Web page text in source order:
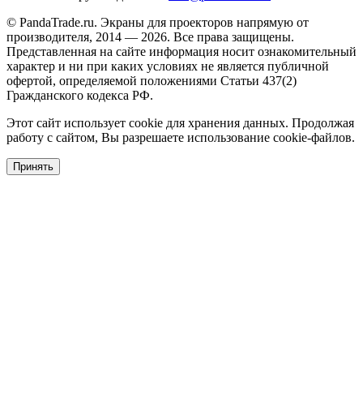
© PandaTrade.ru. Экраны для проекторов напрямую от
производителя, 2014 — 2026. Все права защищены.
Представленная на сайте информация носит ознакомительный
характер и ни при каких условиях не является публичной
офертой, определяемой положениями Статьи 437(2)
Гражданского кодекса РФ.
Этот сайт использует cookie для хранения данных. Продолжая
работу с сайтом, Вы разрешаете использование cookie-файлов.
Принять